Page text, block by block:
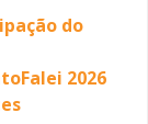
do
2026